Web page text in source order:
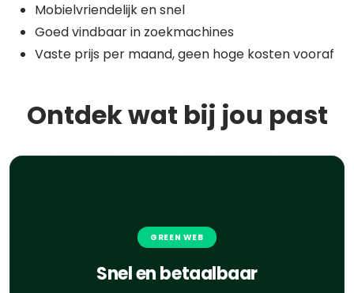
Mobielvriendelijk en snel
Goed vindbaar in zoekmachines
Vaste prijs per maand, geen hoge kosten vooraf
Ontdek wat bij jou past
GREEN WEB
Snel en betaalbaar